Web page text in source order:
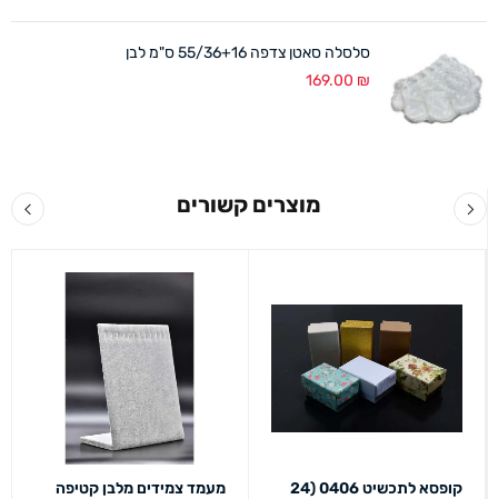
סלסלה סאטן צדפה 55/36+16 ס"מ לבן
169.00 ₪
מוצרים קשורים
קופסא לתכשיט 0406 (24
מעמד צמידים מלבן קטיפה